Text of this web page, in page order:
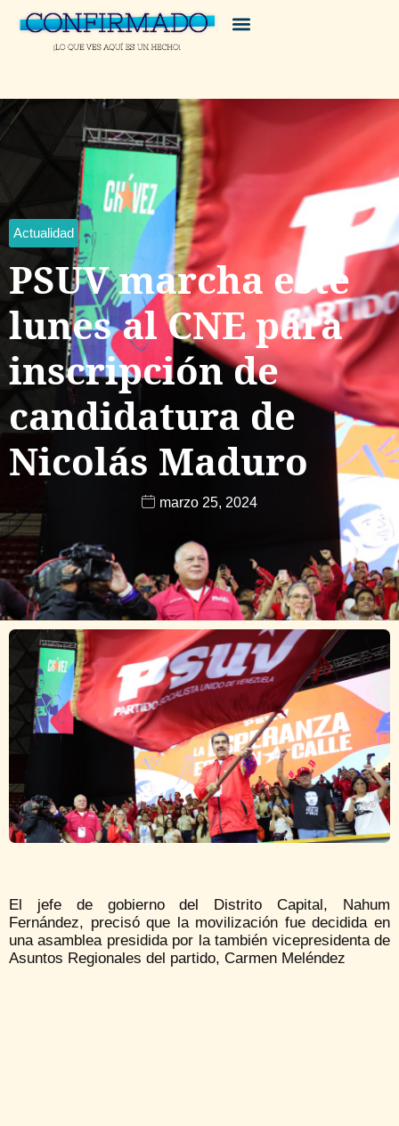
Actualidad
PSUV marcha este
lunes al CNE para
inscripción de
candidatura de
Nicolás Maduro
marzo 25, 2024
El jefe de gobierno del Distrito Capital, Nahum
Fernández, precisó que la movilización fue decidida en
una asamblea presidida por la también vicepresidenta de
Asuntos Regionales del partido, Carmen Meléndez